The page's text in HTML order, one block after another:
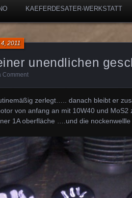
KAEFERDESATER-WERKSTATT
unendlichen
2011
Comment
zerlegt….. danach bleibt er
von anfang an mit 10W40 und
1A oberfläche ….und die